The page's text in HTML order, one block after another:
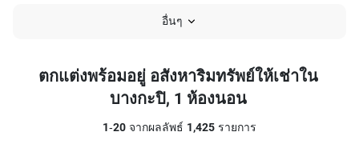
อื่นๆ
ตกแต่งพร้อมอยู่ อสังหาริมทรัพย์ให้เช่าใน
บางกะปิ, 1 ห้องนอน
1-20 จากผลลัพธ์ 1,425 รายการ